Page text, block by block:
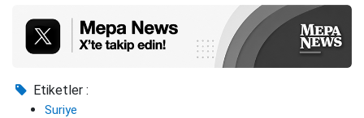
Etiketler :
Suriye